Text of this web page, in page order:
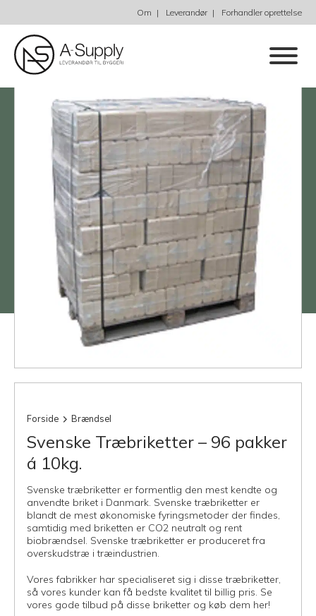
Om Leverandør Forhandler oprettelse
Forside Brændsel
Svenske Træbriketter – 96 pakker
á 10kg.
Svenske træbriketter er formentlig den mest kendte og
anvendte briket i Danmark. Svenske træbriketter er
blandt de mest økonomiske fyringsmetoder der findes,
samtidig med briketten er CO2 neutralt og rent
biobrændsel. Svenske træbriketter er produceret fra
overskudstræ i træindustrien.
Vores fabrikker har specialiseret sig i disse træbriketter,
så vores kunder kan få bedste kvalitet til billig pris. Se
vores gode tilbud på disse briketter og køb dem her!